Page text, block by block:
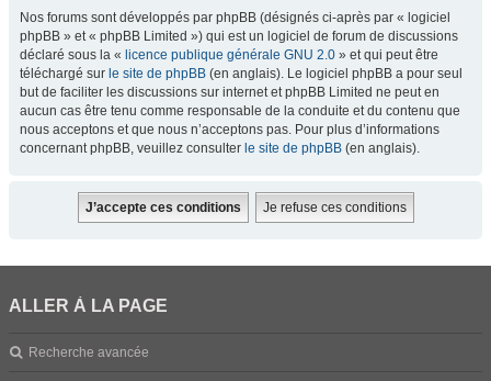
Nos forums sont développés par phpBB (désignés ci-après par « logiciel
phpBB » et « phpBB Limited ») qui est un logiciel de forum de discussions
déclaré sous la « licence publique générale GNU 2.0 » et qui peut être
téléchargé sur le site de phpBB (en anglais). Le logiciel phpBB a pour seul
but de faciliter les discussions sur internet et phpBB Limited ne peut en
aucun cas être tenu comme responsable de la conduite et du contenu que
nous acceptons et que nous n’acceptons pas. Pour plus d’informations
concernant phpBB, veuillez consulter le site de phpBB (en anglais).
ALLER À LA PAGE
Recherche avancée